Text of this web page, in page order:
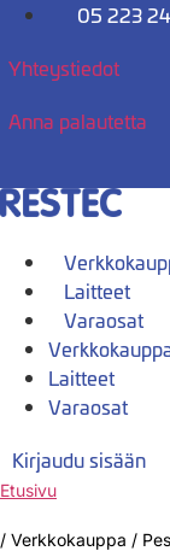
Mene
05 223
Yhteystiedot
Anna palautetta
Laitteet
Varaosat
Laitteet
Varaosat
Kirjaudu sisään
Etusivu
/ Verkkokauppa /